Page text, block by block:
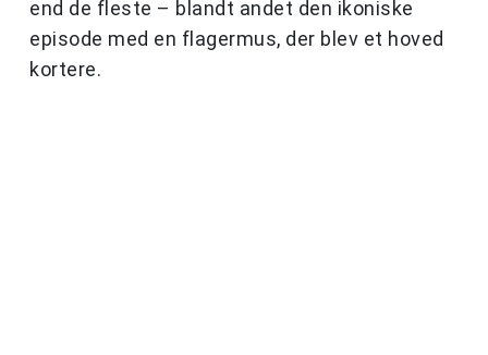
end de fleste – blandt andet den ikoniske
episode med en flagermus, der blev et hoved
kortere.